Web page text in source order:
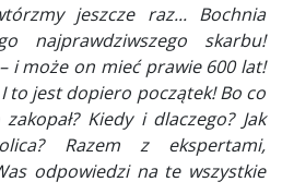
jeszcze raz... Bochnia
najprawdziwszego skarbu!
i może on mieć prawie 600 lat!
I to jest dopiero początek! Bo co
Kiedy i dlaczego? Jak
Razem z ekspertami,
odpowiedzi na te wszystkie